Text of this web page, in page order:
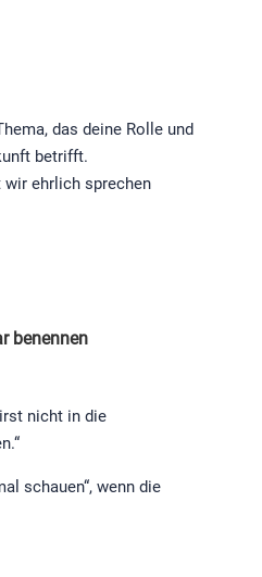
das deine Rolle und
betrifft.
ehrlich sprechen
benennen
nicht in die
schauen“, wenn die